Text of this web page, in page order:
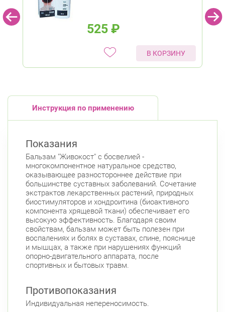
525 ₽
В КОРЗИНУ
Инструкция по применению
Показания
Бальзам "Живокост" с босвелией -
многокомпонентное натуральное средство,
оказывающее разностороннее действие при
большинстве суставных заболеваний. Сочетание
экстрактов лекарственных растений, природных
биостимуляторов и хондроитина (биоактивного
компонента хрящевой ткани) обеспечивает его
высокую эффективность. Благодаря своим
свойствам, бальзам может быть полезен при
воспалениях и болях в суставах, спине, пояснице
и мышцах, а также при нарушениях функций
опорно-двигательного аппарата, после
спортивных и бытовых травм.
Противопоказания
Индивидуальная непереносимость.